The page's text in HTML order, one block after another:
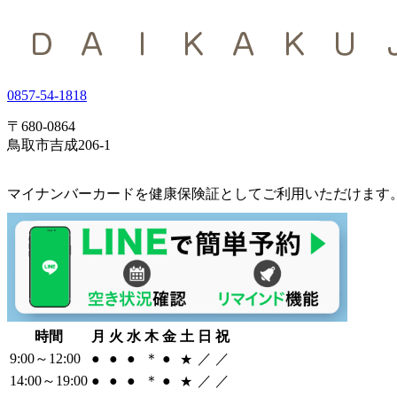
0857-54-1818
〒680-0864
鳥取市吉成206-1
マイナンバーカードを健康保険証としてご利用いただけます
時間 月 火 水 木 金 土 日 祝
9:00～12:00
● ● ● ＊ ● ★ ／ ／
14:00～19:00 ● ● ● ＊ ● ★ ／ ／